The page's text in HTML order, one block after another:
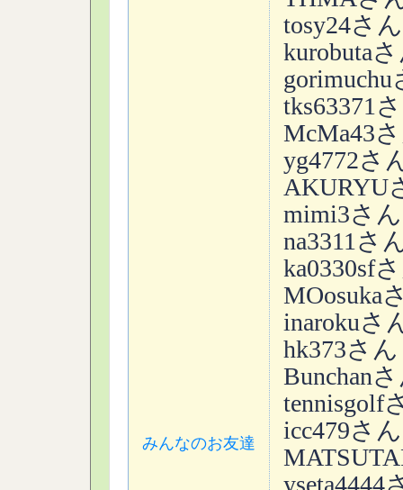
みんなのお友達
tosy24さん
kurobuta
gorimuchu
tks63371
McMa43
yg4772さ
AKURYU
mimi3さん
na3311さ
ka0330sf
MOosuka
inarokuさ
hk373さん
Bunchan
tennisgolf
icc479さん
yseta4444